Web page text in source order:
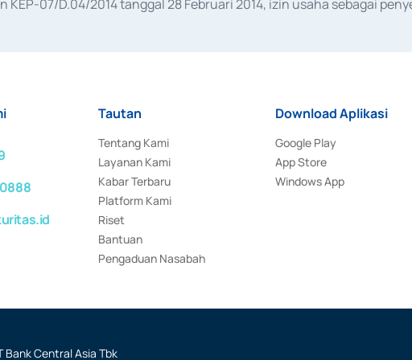
KEP-07/D.04/2014 tanggal 28 Februari 2014, izin usaha sebagai
Tautan
Tentang Kami
Layanan Kami
Kabar Terbaru
Platform Kami
Riset
Bantuan
Pengaduan Nasabah
Download Aplikasi
Google Play
App Store
Windows App
Bank Central Asia Tbk